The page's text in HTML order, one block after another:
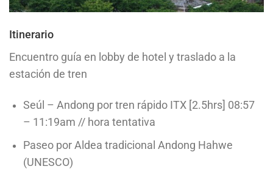
Itinerario
Encuentro guía en lobby de hotel y traslado a la
estación de tren
Seúl – Andong por tren rápido ITX [2.5hrs] 08:57
– 11:19am // hora tentativa
Paseo por Aldea tradicional Andong Hahwe
(UNESCO)